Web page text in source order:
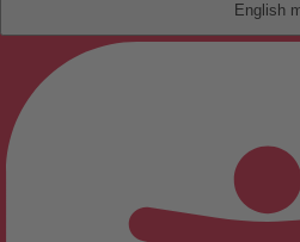
English